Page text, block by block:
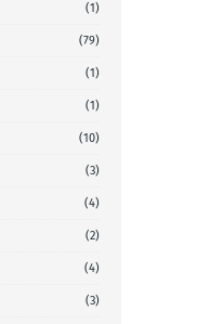
(1)
(79)
(1)
(1)
(10)
(3)
(4)
(2)
(4)
(3)